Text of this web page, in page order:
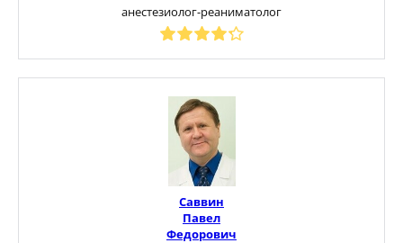
анестезиолог-реаниматолог
Саввин
Павел
Федорович